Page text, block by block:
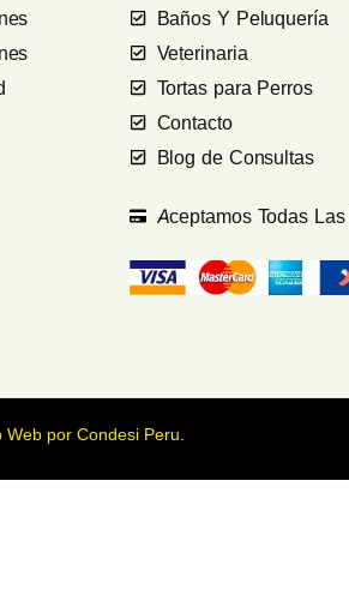
Baños Y Peluquería
Veterinaria
Tortas para Perros
Contacto
Blog de Consultas
Aceptamos Todas
Web por Condesi Peru.